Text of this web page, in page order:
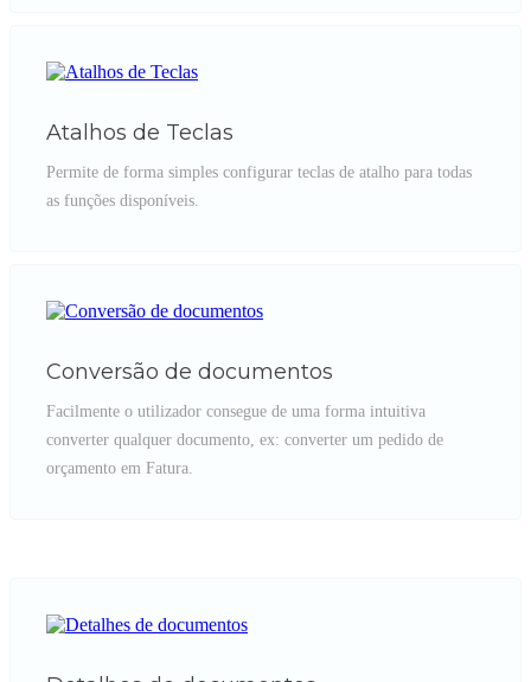
Atalhos de Teclas
Permite de forma simples configurar teclas de atalho para todas
as funções disponíveis.
Conversão de documentos
Facilmente o utilizador consegue de uma forma intuitiva
converter qualquer documento, ex: converter um pedido de
orçamento em Fatura.